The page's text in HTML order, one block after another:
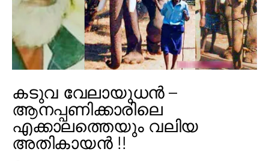
കടുവ വേലായുധൻ –
ആനപ്പണിക്കാരിലെ
എക്കാലത്തെയും വലിയ
അതികായൻ !!